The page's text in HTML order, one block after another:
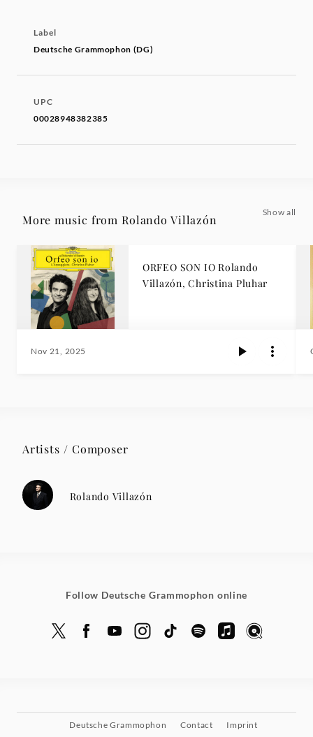
Label
Deutsche Grammophon (DG)
UPC
00028948382385
More music from Rolando Villazón
Show all
ORFEO SON IO Rolando
Villazón, Christina Pluhar
Nov 21, 2025
Artists / Composer
Rolando Villazón
Follow Deutsche Grammophon online
Deutsche Grammophon Contact Imprint